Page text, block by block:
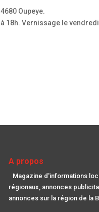
Oupeye.
18h. Vernissage le
A propos
Magazine d'informations
régionaux, annonces
annonces sur la région de la